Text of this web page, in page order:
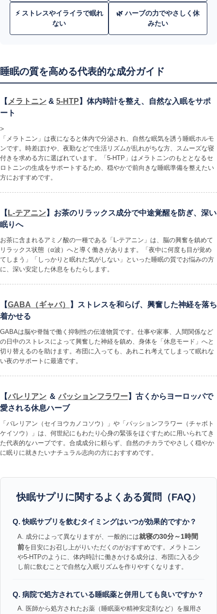
⚡ ストレスやイライラで眠れ
ない
🌿 ハーブの力でやさしく休
みたい
睡眠の質を高める代表的な成分ガイド
【 メラトニン & 5-HTP 】体内時計を整え、自然な入眠をサポ
ート
>
「メラトニン」は夜になると体内で分泌され、自然な眠気を誘う睡眠ホルモ
ンです。時差ぼけや、夜勤などで生活リズムが乱れがちな方、スムーズな寝
付きを求める方に選ばれています。「5-HTP」はメラトニンのもととなるセ
ロトニンの生成をサポートするため、穏やかで前向きな睡眠準備を整えたい
方におすすめです。
【 L-テアニン】お茶のリラックス成分で中途覚醒を防ぎ、深い
眠りへ
お茶に含まれるアミノ酸の一種である「L-テアニン」は、脳の興奮を鎮めて
リラックス状態（α波）へと導く働きがあります。「夜中に何度も目が覚め
てしまう」「しっかりと眠れた気がしない」といった睡眠の質でお悩みの方
に、深い安定した休息をもたらします。
【GABA（ギャバ）
】ストレスを和らげ、興奮した神経を落ち
着かせる
GABAは脳や脊髄で働く抑制性の伝達物質です。仕事や家事、人間関係など
の日中のストレスによって興奮した神経を鎮め、身体を「休息モード」へと
切り替えるのを助けます。布団に入っても、あれこれ考えてしまって眠れな
い夜のサポートに最適です。
【バレリアン ＆ パッションフラワー】古くからヨーロッパで
愛される休息ハーブ
「バレリアン（セイヨウカノコソウ）」や「パッションフラワー（チャボト
ケイソウ）」は、何世紀にもわたり心身の緊張をほぐすために用いられてき
た代表的なハーブです。合成成分に頼らず、自然のチカラでやさしく穏やか
に眠りに就きたいナチュラル志向の方におすすめです。
快眠サプリに関するよくある質問（FAQ）
Q. 快眠サプリを飲むタイミングはいつが効果的ですか？
A. 成分によって異なりますが、一般的には就寝の30分～1時間
前を目安にお召し上がりいただくのがおすすめです。メラトニン
や5-HTPのように、体内時計に働きかける成分は、布団に入る少
し前に飲むことで自然な入眠リズムを作りやすくなります。
Q. 病院で処方されている睡眠薬と併用しても良いですか？
A. 医師から処方されたお薬（睡眠薬や精神安定剤など）を服用さ